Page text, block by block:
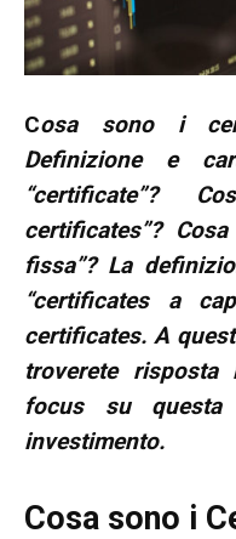
Cosa sono i
Definizione e
“certificate”?
certificates”?
fissa”? La
“certificates a
certificates. A
troverete
focus su
investimento.
Cosa sono i